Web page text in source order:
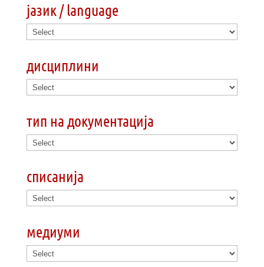
јазик / language
дисциплини
тип на документација
списанија
медиуми